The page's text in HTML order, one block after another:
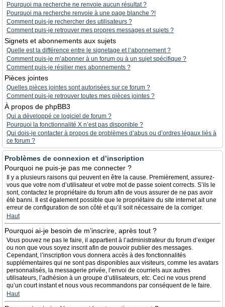
Pourquoi ma recherche ne renvoie aucun résultat ?
Pourquoi ma recherche renvoie à une page blanche ?!
Comment puis-je rechercher des utilisateurs ?
Comment puis-je retrouver mes propres messages et sujets ?
Signets et abonnements aux sujets
Quelle est la différence entre le signetage et l’abonnement ?
Comment puis-je m’abonner à un forum ou à un sujet spécifique ?
Comment puis-je résilier mes abonnements ?
Pièces jointes
Quelles pièces jointes sont autorisées sur ce forum ?
Comment puis-je retrouver toutes mes pièces jointes ?
À propos de phpBB3
Qui a développé ce logiciel de forum ?
Pourquoi la fonctionnalité X n’est pas disponible ?
Qui dois-je contacter à propos de problèmes d’abus ou d’ordres légaux liés à
ce forum ?
Problèmes de connexion et d’inscription
Pourquoi ne puis-je pas me connecter ?
Il y a plusieurs raisons qui peuvent en être la cause. Premièrement, assurez-
vous que votre nom d’utilisateur et votre mot de passe soient corrects. S’ils le
sont, contactez le propriétaire du forum afin de vous assurer de ne pas avoir
été banni. Il est également possible que le propriétaire du site internet ait une
erreur de configuration de son côté et qu’il soit nécessaire de la corriger.
Haut
Pourquoi ai-je besoin de m’inscrire, après tout ?
Vous pouvez ne pas le faire, il appartient à l’administrateur du forum d’exiger
ou non que vous soyez inscrit afin de pouvoir publier des messages.
Cependant, l’inscription vous donnera accès à des fonctionnalités
supplémentaires qui ne sont pas disponibles aux visiteurs, comme les avatars
personnalisés, la messagerie privée, l’envoi de courriels aux autres
utilisateurs, l’adhésion à un groupe d’utilisateurs, etc. Ceci ne vous prend
qu’un court instant et nous vous recommandons par conséquent de le faire.
Haut